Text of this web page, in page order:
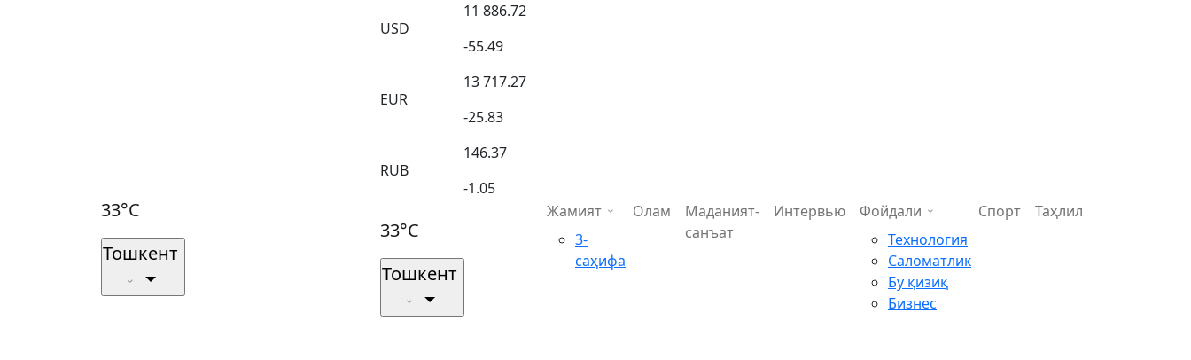
33°C
Тошкент
USD
11 886.72
-55.49
EUR
13 717.27
-25.83
RUB
146.37
-1.05
33°C
Тошкент
Жамият
3-
саҳифа
Олам
Маданият-
санъат
Интервью
Фойдали
Технология
Саломатлик
Бу қизиқ
Бизнес
Спорт Таҳлил